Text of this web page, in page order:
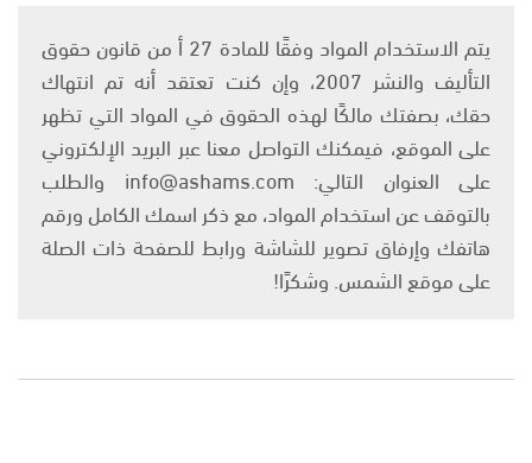
يتم الاستخدام المواد وفقًا للمادة 27 أ من قانون حقوق
التأليف والنشر 2007، وإن كنت تعتقد أنه تم انتهاك
حقك، بصفتك مالكًا لهذه الحقوق في المواد التي تظهر
على الموقع، فيمكنك التواصل معنا عبر البريد الإلكتروني
على العنوان التالي: info@ashams.com والطلب
بالتوقف عن استخدام المواد، مع ذكر اسمك الكامل ورقم
هاتفك وإرفاق تصوير للشاشة ورابط للصفحة ذات الصلة
على موقع الشمس. وشكرًا!